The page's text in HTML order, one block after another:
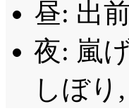
で, 歌
つまり
不安
昼: 出
夜: 嵐
しぼり